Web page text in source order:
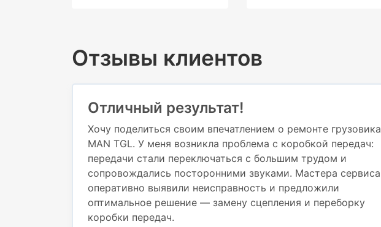
Отзывы клиентов
Отличный результат!
Хочу поделиться своим впечатлением о ремонте грузовика
MAN TGL. У меня возникла проблема с коробкой передач:
передачи стали переключаться с большим трудом и
сопровождались посторонними звуками. Мастера сервиса
оперативно выявили неисправность и предложили
оптимальное решение — замену сцепления и переборку
коробки передач.